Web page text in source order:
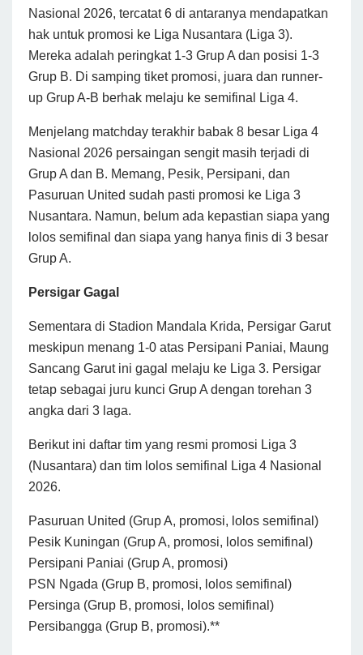
Nasional 2026, tercatat 6 di antaranya mendapatkan
hak untuk promosi ke Liga Nusantara (Liga 3).
Mereka adalah peringkat 1-3 Grup A dan posisi 1-3
Grup B. Di samping tiket promosi, juara dan runner-
up Grup A-B berhak melaju ke semifinal Liga 4.
Menjelang matchday terakhir babak 8 besar Liga 4
Nasional 2026 persaingan sengit masih terjadi di
Grup A dan B. Memang, Pesik, Persipani, dan
Pasuruan United sudah pasti promosi ke Liga 3
Nusantara. Namun, belum ada kepastian siapa yang
lolos semifinal dan siapa yang hanya finis di 3 besar
Grup A.
Persigar Gagal
Sementara di Stadion Mandala Krida, Persigar Garut
meskipun menang 1-0 atas Persipani Paniai, Maung
Sancang Garut ini gagal melaju ke Liga 3. Persigar
tetap sebagai juru kunci Grup A dengan torehan 3
angka dari 3 laga.
Berikut ini daftar tim yang resmi promosi Liga 3
(Nusantara) dan tim lolos semifinal Liga 4 Nasional
2026.
Pasuruan United (Grup A, promosi, lolos semifinal)
Pesik Kuningan (Grup A, promosi, lolos semifinal)
Persipani Paniai (Grup A, promosi)
PSN Ngada (Grup B, promosi, lolos semifinal)
Persinga (Grup B, promosi, lolos semifinal)
Persibangga (Grup B, promosi).**